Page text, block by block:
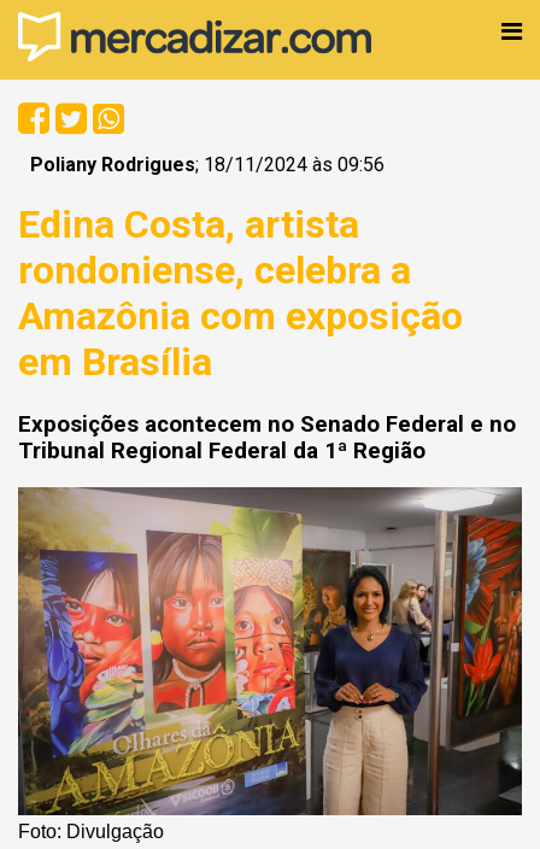
Poliany Rodrigues; 18/11/2024 às 09:56
Edina Costa, artista
rondoniense, celebra a
Amazônia com exposição
em Brasília
Exposições acontecem no Senado Federal e no
Tribunal Regional Federal da 1ª Região
Foto: Divulgação